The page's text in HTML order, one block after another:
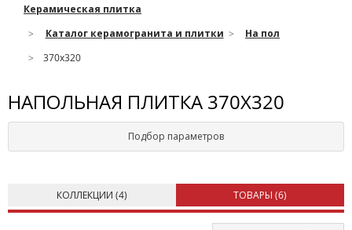
Керамическая плитка
Каталог керамогранита и плитки
На пол
370х320
НАПОЛЬНАЯ ПЛИТКА 370Х320
Подбор параметров
КОЛЛЕКЦИИ (4) ТОВАРЫ (6)